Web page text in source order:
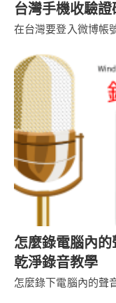
台灣手機收驗
在台灣要登入微博帳
怎麼錄電腦內的
乾淨錄音教學
怎麼錄下電腦內的聲